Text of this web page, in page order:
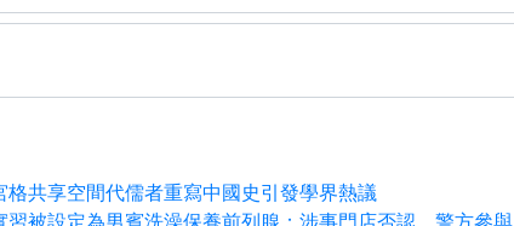
格共享空間代儒者重寫中國史引發學界熱議
被設定為男賓洗澡保養前列腺：涉事門店否認，警方參與